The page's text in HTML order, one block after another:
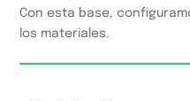
Con esta base,
los materiales.